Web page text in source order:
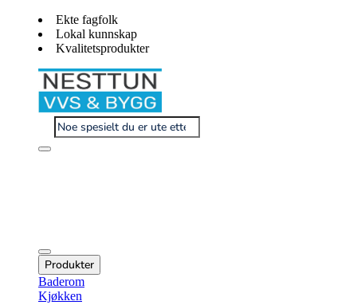
Ekte fagfolk
Lokal kunnskap
Kvalitetsprodukter
Produkter
Baderom
Kjøkken